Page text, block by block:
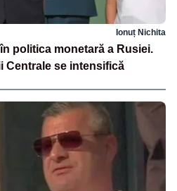
Ionuț Nichita
politica monetară a Rusiei.
Centrale se intensifică